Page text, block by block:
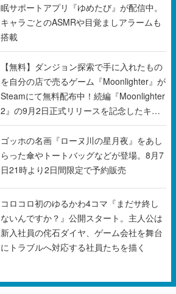
眠サポートアプリ『ゆめたび』が配信中。
キャラごとのASMRや目覚ましアラームも
搭載
【無料】ダンジョン探索で手に入れたもの
を自分の店で売るゲーム『Moonlighter』が
Steamにて無料配布中！続編『Moonlighter
2』の9月2日正式リリースを記念したキャ
ンペーン
ゴッホの名画『ローヌ川の星月夜』をあし
らった傘やトートバッグなどが登場。8月7
日21時より2日間限定で予約販売
コロコロ初のゆるかわ4コマ『まだサ終し
ないんですか？』公開スタート。主人公は
新入社員の侘石ダイヤ、ゲーム会社を舞台
にトラブルへ対応する社員たちを描く